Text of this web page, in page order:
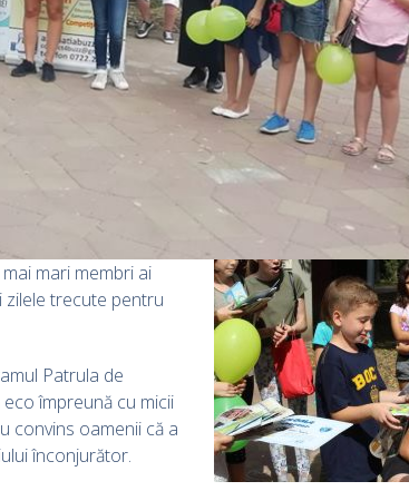
mari membri ai
zilele trecute pentru
Patrula de
împreună cu micii
convins oamenii că a
înconjurător.